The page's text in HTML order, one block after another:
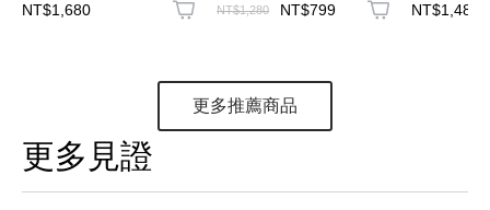
NT$1,680 NT$1,280 NT$799 NT$1,480
更多推薦商品
更多見證